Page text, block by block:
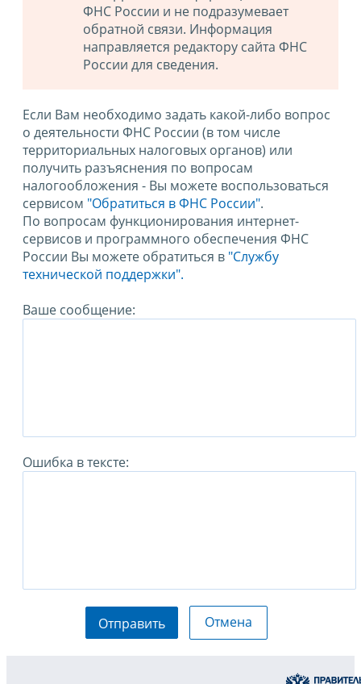
ФНС России и не подразумевает
обратной связи. Информация
направляется редактору сайта ФНС
России для сведения.
Если Вам необходимо задать какой-либо вопрос
о деятельности ФНС России (в том числе
территориальных налоговых органов) или
получить разъяснения по вопросам
налогообложения - Вы можете воспользоваться
сервисом "Обратиться в ФНС России".
По вопросам функционирования интернет-
сервисов и программного обеспечения ФНС
России Вы можете обратиться в "Службу
технической поддержки".
Ваше сообщение:
Ошибка в тексте:
Отправить Отмена